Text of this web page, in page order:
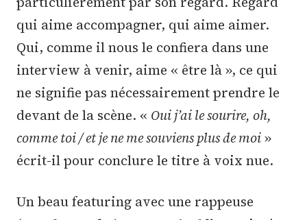
qui aime accompagner, qui aime aimer.
Qui, comme il nous le confiera dans une
interview à venir, aime « être là », ce qui
ne signifie pas nécessairement prendre le
devant de la scène. « Oui j’ai le sourire, oh,
comme toi / et je ne me souviens plus de moi»
écrit-il pour conclure le titre à voix nue.
Un beau featuring avec une rappeuse